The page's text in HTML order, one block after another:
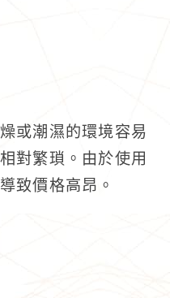
或潮濕的環境容易
對繁瑣。由於使用
致價格高昂。